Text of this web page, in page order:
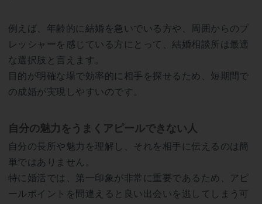
例えば、年齢的に結婚を急いでいる方や、周囲からのプ
レッシャーを感じている方にとって、結婚相談所は最適
な選択肢と言えます。
目的が明確な場で効率的に相手を探せるため、短期間で
の成婚が実現しやすいのです。
自分の魅力をうまくアピールできない人
自分の長所や魅力を理解し、それを相手に伝えるのは簡
単ではありません。
特に婚活では、第一印象が非常に重要であるため、アピ
ールポイントを間違えると良い出会いを逃してしまう可